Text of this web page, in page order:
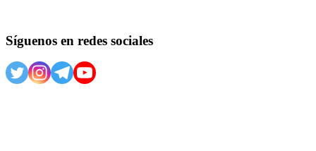
Síguenos en redes sociales